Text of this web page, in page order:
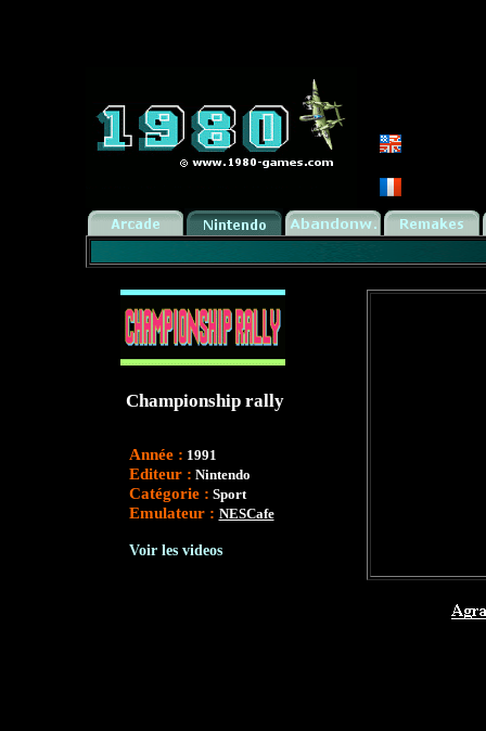
Championship rally
Année : 1991
Editeur : Nintendo
Catégorie : Sport
Emulateur : NESCafe
Voir les videos